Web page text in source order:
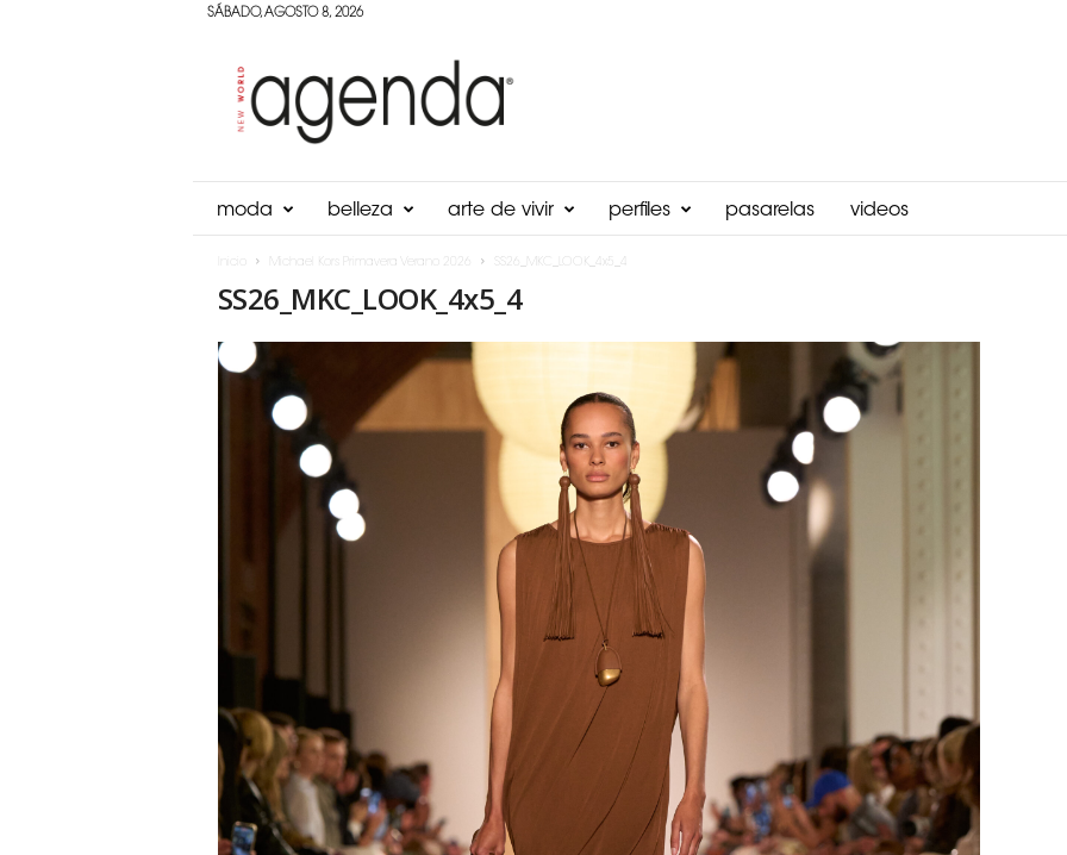
SÁBADO, AGOSTO 8, 2026
Panama
moda belleza arte de vivir perfiles pasarelas videos
Michael Kors Primavera Verano 2026 SS26_MKC_LOOK_4x5_4
SS26_MKC_LOOK_4x5_4